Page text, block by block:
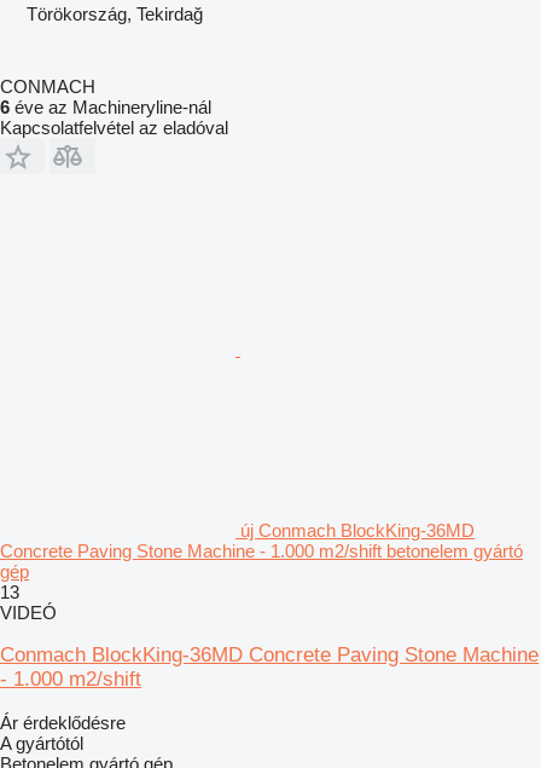
Törökország, Tekirdağ
CONMACH
6 éve az Machineryline-nál
Kapcsolatfelvétel az eladóval
új Conmach BlockKing-36MD
Concrete Paving Stone Machine - 1.000 m2/shift betonelem gyártó
gép
13
VIDEÓ
Conmach BlockKing-36MD Concrete Paving Stone Machine
- 1.000 m2/shift
Ár érdeklődésre
A gyártótól
Betonelem gyártó gép